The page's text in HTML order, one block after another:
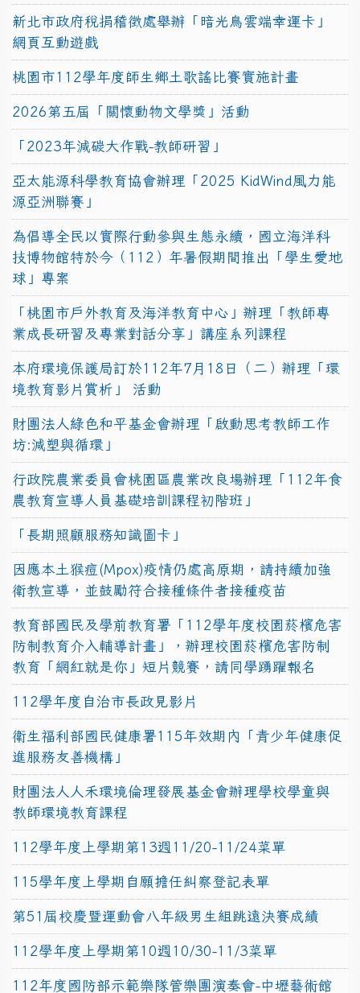
新北市政府稅捐稽徵處舉辦「暗光鳥雲端幸運卡」
網頁互動遊戲
桃園市112學年度師生鄉土歌謠比賽實施計畫
2026第五屆「關懷動物文學獎」活動
「2023年減碳大作戰-教師研習」
亞太能源科學教育協會辦理「2025 KidWind風力能
源亞洲聯賽」
為倡導全民以實際行動參與生態永續，國立海洋科
技博物館特於今（112）年暑假期間推出「學生愛地
球」專案
「桃園市戶外教育及海洋教育中心」辦理「教師專
業成長研習及專業對話分享」講座系列課程
本府環境保護局訂於112年7月18日（二）辦理「環
境教育影片賞析」 活動
財團法人綠色和平基金會辦理「啟動思考教師工作
坊:減塑與循環」
行政院農業委員會桃園區農業改良場辦理「112年食
農教育宣導人員基礎培訓課程初階班」
「長期照顧服務知識圖卡」
因應本土猴痘(Mpox)疫情仍處高原期，請持續加強
衛教宣導，並鼓勵符合接種條件者接種疫苗
教育部國民及學前教育署「112學年度校園菸檳危害
防制教育介入輔導計畫」，辦理校園菸檳危害防制
教育「網紅就是你」短片競賽，請同學踴躍報名
112學年度自治市長政見影片
衛生福利部國民健康署115年效期內「青少年健康促
進服務友善機構」
財團法人人禾環境倫理發展基金會辦理學校學童與
教師環境教育課程
112學年度上學期第13週11/20-11/24菜單
115學年度上學期自願擔任糾察登記表單
第51屆校慶暨運動會八年級男生組跳遠決賽成績
112學年度上學期第10週10/30-11/3菜單
112年度國防部示範樂隊管樂團演奏會-中壢藝術館